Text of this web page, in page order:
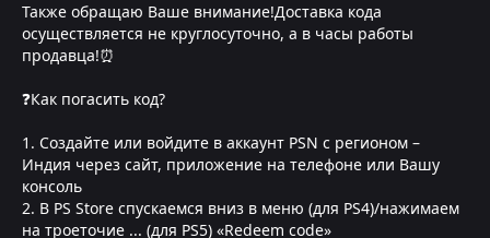
Также обращаю Ваше внимание!Доставка кода
осуществляется не круглосуточно, а в часы работы
продавца!⏰
❓Как погасить код?
1. Создайте или войдите в аккаунт PSN с регионом –
Индия через сайт, приложение на телефоне или Вашу
консоль
2. В PS Store спускаемся вниз в меню (для PS4)/нажимаем
на троеточие ... (для PS5) «Redeem code»